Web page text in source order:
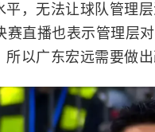
平，无法让球队管理
赛直播也表示管理层
所以广东宏远需要做出